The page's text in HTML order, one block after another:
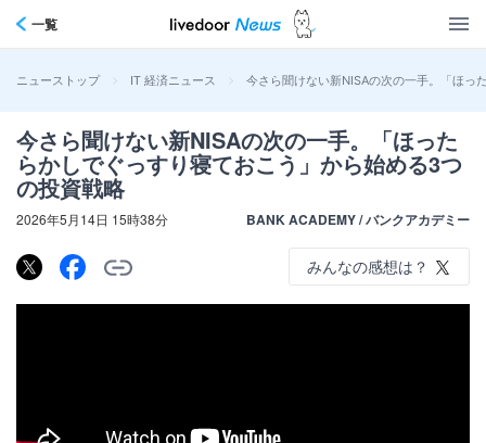
一覧
ニューストップ > IT 経済ニュース > 今さら聞けない新NISAの次の一手。「ほっ
今さら聞けない新NISAの次の一手。「ほった
らかしでぐっすり寝ておこう」から始める3つ
の投資戦略
2026年5月14日 15時38分 BANK ACADEMY / バンクアカデミー
みんなの感想は？